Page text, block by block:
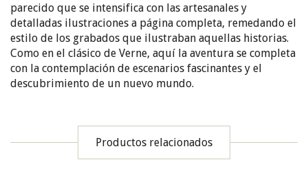
parecido que se intensifica con las artesanales y
detalladas ilustraciones a página completa, remedando el
estilo de los grabados que ilustraban aquellas historias.
Como en el clásico de Verne, aquí la aventura se completa
con la contemplación de escenarios fascinantes y el
descubrimiento de un nuevo mundo.
Productos relacionados